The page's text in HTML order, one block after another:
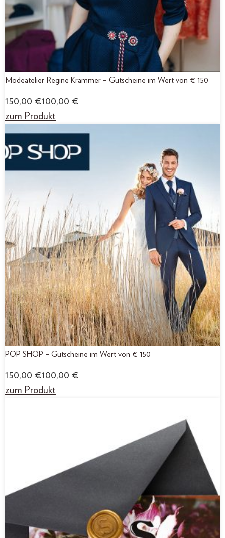
Modeatelier Regine Krammer – Gutscheine im Wert von € 150
150,00 €100,00 €
zum Produkt
POP SHOP – Gutscheine im Wert von € 150
150,00 €100,00 €
zum Produkt